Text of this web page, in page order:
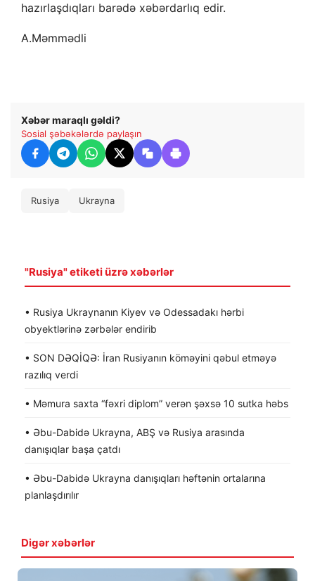
hazırlaşdıqları barədə xəbərdarlıq edir.
A.Məmmədli
Xəbər maraqlı gəldi?
Sosial şəbəkələrdə paylaşın
Rusiya Ukrayna
"Rusiya" etiketi üzrə xəbərlər
• Rusiya Ukraynanın Kiyev və Odessadakı hərbi
obyektlərinə zərbələr endirib
• SON DƏQİQƏ: İran Rusiyanın köməyini qəbul etməyə
razılıq verdi
• Məmura saxta “fəxri diplom” verən şəxsə 10 sutka həbs
• Əbu-Dabidə Ukrayna, ABŞ və Rusiya arasında
danışıqlar başa çatdı
• Əbu-Dabidə Ukrayna danışıqları həftənin ortalarına
planlaşdırılır
Digər xəbərlər